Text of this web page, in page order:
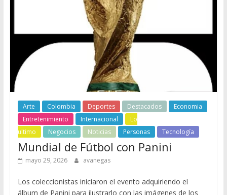
Arte Colombia Deportes Destacados
Economia
Entretenimiento
Internacional
Lo
ultimo
Negocios Noticias Personas Tecnología
Mundial de Fútbol con Panini
mayo 29, 2026 avanegas
Los coleccionistas iniciaron el evento adquiriendo el
álbum de Panini para ilustrarlo con las imágenes de los